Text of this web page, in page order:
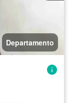
Departamento